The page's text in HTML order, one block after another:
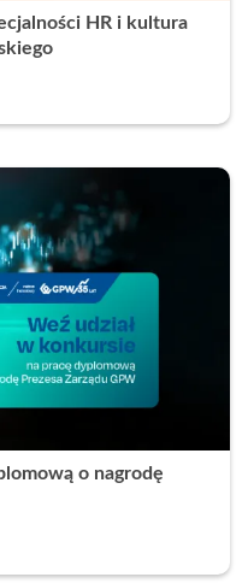
HR i kultura
o nagrodę